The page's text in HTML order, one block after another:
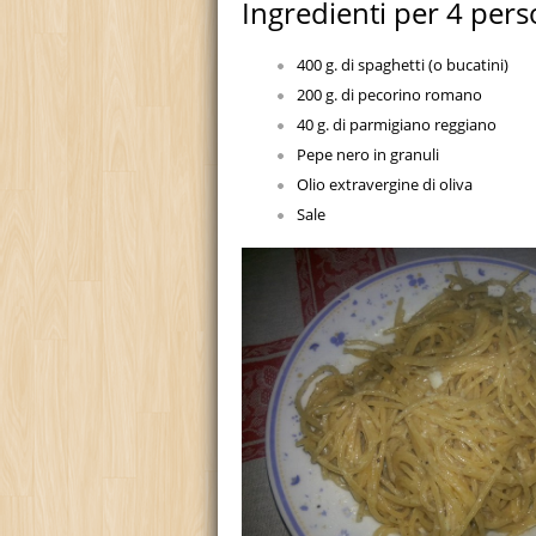
Ingredienti per 4
400 g. di spaghetti (o bucatini)
200 g. di pecorino romano
40 g. di parmigiano reggiano
Pepe nero in granuli
Olio extravergine di oliva
Sale